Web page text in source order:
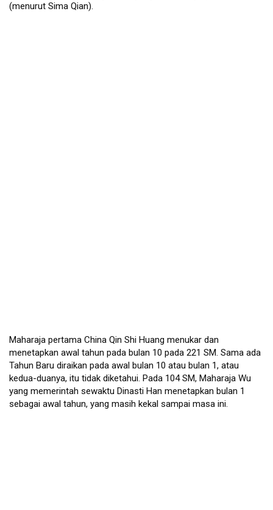
(menurut Sima Qian).
Maharaja pertama China Qin Shi Huang menukar dan
menetapkan awal tahun pada bulan 10 pada 221 SM. Sama ada
Tahun Baru diraikan pada awal bulan 10 atau bulan 1, atau
kedua-duanya, itu tidak diketahui. Pada 104 SM, Maharaja Wu
yang memerintah sewaktu Dinasti Han menetapkan bulan 1
sebagai awal tahun, yang masih kekal sampai masa ini.